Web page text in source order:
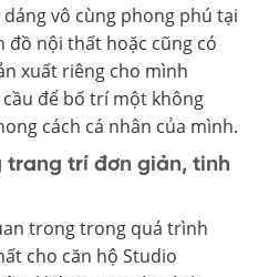
vô cùng phong phú tại
đồ nội thất hoặc cũng có
xuất riêng cho mình
để bố trí một không
cách cá nhân của mình.
trang trí đơn giản, tinh
trong trong quá trình
cho căn hộ Studio